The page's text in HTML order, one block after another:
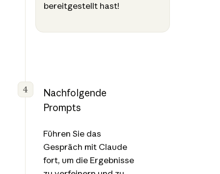
bereitgestellt hast!
4
Nachfolgende
Prompts
Führen Sie das
Gespräch mit Claude
fort, um die Ergebnisse